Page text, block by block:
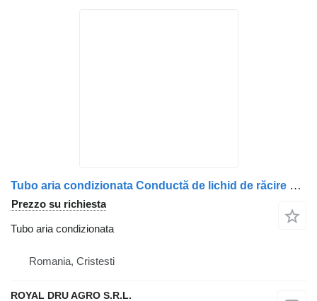
Tubo aria condizionata Conductă de lichid de răcire per camion MAN 5106301-0884 / 5106301-3299
Prezzo su richiesta
Tubo aria condizionata
Romania, Cristesti
ROYAL DRU AGRO S.R.L.